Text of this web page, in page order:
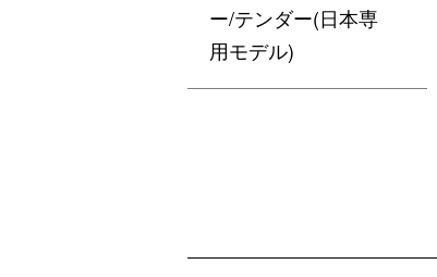
ー/テンダー(日本専
用モデル)